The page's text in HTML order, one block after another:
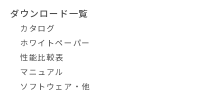
ダウンロード一覧
カタログ
ホワイトペーパー
性能比較表
マニュアル
ソフトウェア・他